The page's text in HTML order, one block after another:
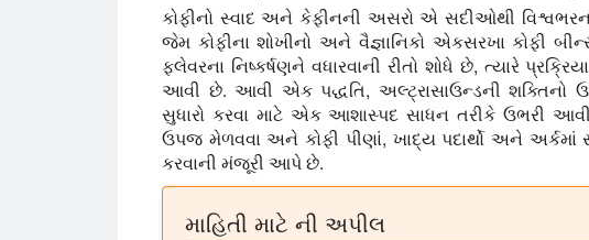
કોફીનો સ્વાદ અને કેફીનની અસરો એ સદીઓથી
જેમ કોફીના શોખીનો અને વૈજ્ઞાનિકો એકસરખા કોફી
ફ્લેવરના નિષ્કર્ષણને વધારવાની રીતો શોધે છે, ત્યારે
આવી છે. આવી એક પદ્ધતિ, અલ્ટ્રાસાઉન્ડની શક્તિનો
સુધારો કરવા માટે એક આશાસ્પદ સાધન તરીકે ઉભરી
ઉપજ મેળવવા અને કોફી પીણાં, ખાદ્ય પદાર્થો અને
કરવાની મંજૂરી આપે છે.
માહિતી માટે ની અપીલ